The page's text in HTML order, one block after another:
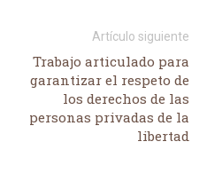
Artículo siguiente
Trabajo articulado para
garantizar el respeto de
los derechos de las
personas privadas de la
libertad